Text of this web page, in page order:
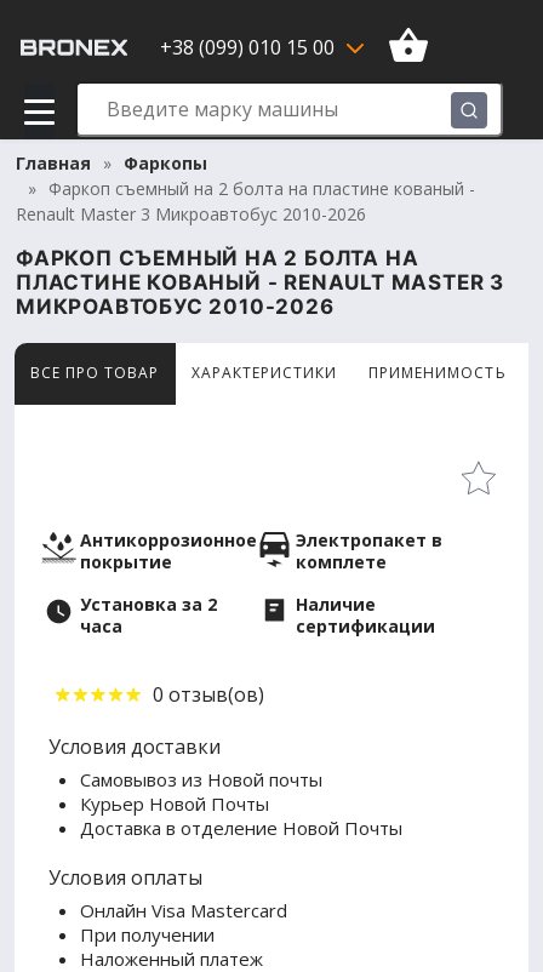
+38 (099) 010 15 00
Главная
Фаркопы
Фаркоп съемный на 2 болта на пластине кованый -
Renault Master 3 Микроавтобус 2010-2026
ФАРКОП СЪЕМНЫЙ НА 2 БОЛТА НА
ПЛАСТИНЕ КОВАНЫЙ - RENAULT MASTER 3
МИКРОАВТОБУС 2010-2026
ВСЕ ПРО ТОВАР ХАРАКТЕРИСТИКИ ПРИМЕНИМОСТЬ
Товар просматривают сейчас 14 человек
Антикоррозионное
покрытие
Электропакет в
комплете
Установка за 2
часа
Наличие
сертификации
0 отзыв(ов)
Условия доставки
Самовывоз из Новой почты
Курьер Новой Почты
Доставка в отделение Новой Почты
Условия оплаты
Онлайн Visa Mastercard
При получении
Наложенный платеж